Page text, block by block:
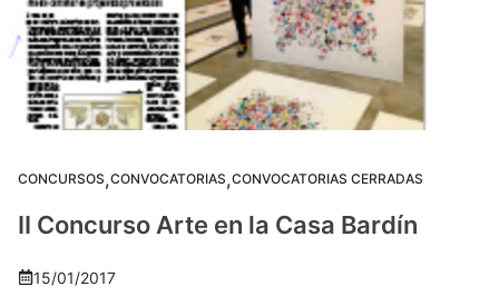
CONCURSOS,CONVOCATORIAS,CONVOCATORIAS CERRADAS
II Concurso Arte en la Casa Bardín
15/01/2017